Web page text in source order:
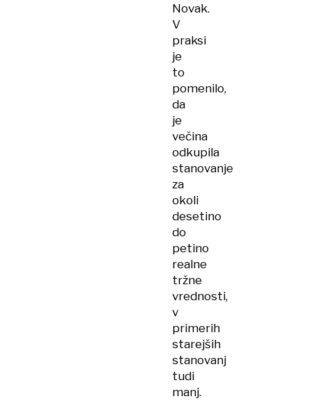
Novak.
V
praksi
je
to
pomenilo,
da
je
večina
odkupila
stanovanje
za
okoli
desetino
do
petino
realne
tržne
vrednosti,
v
primerih
starejših
stanovanj
tudi
manj.